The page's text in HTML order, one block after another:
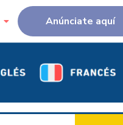
Anúnciate aquí